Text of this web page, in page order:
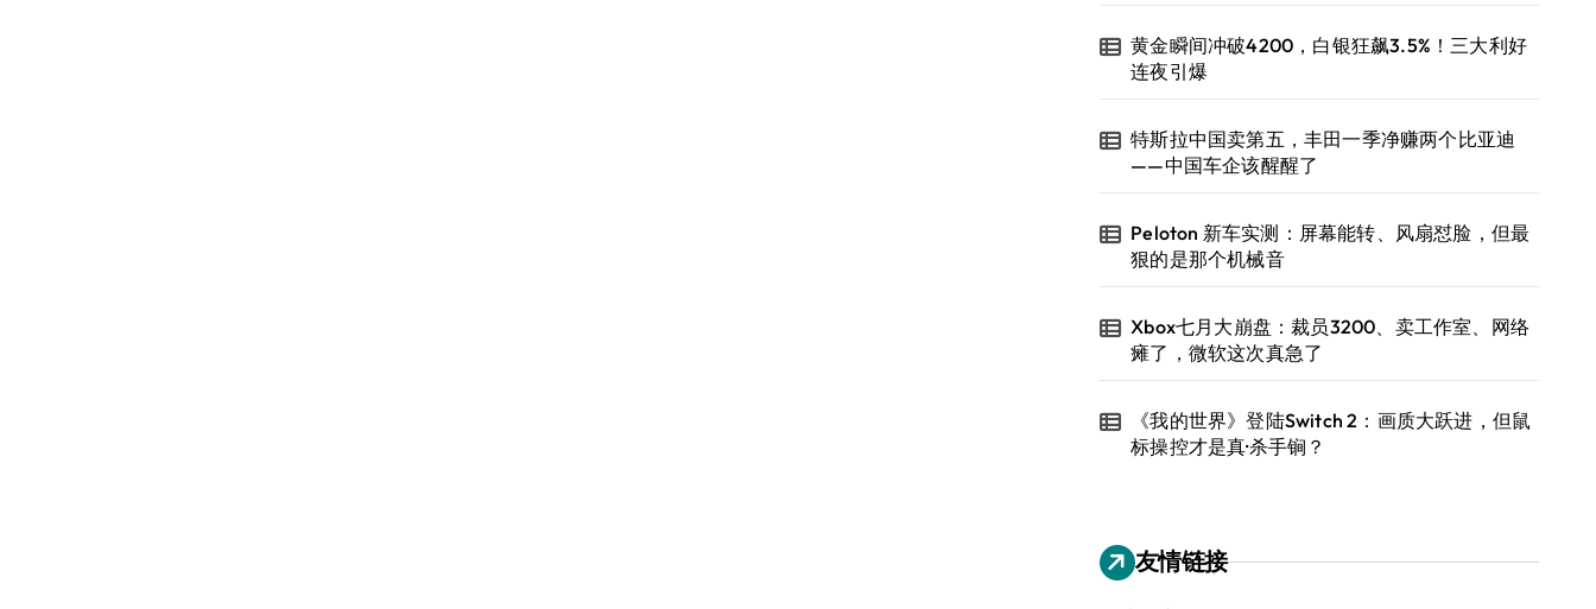
黄金瞬间冲破4200，白银狂飙3.5%！三大利好
连夜引爆
特斯拉中国卖第五，丰田一季净赚两个比亚迪
——中国车企该醒醒了
Peloton 新车实测：屏幕能转、风扇怼脸，但最
狠的是那个机械音
Xbox七月大崩盘：裁员3200、卖工作室、网络
瘫了，微软这次真急了
《我的世界》登陆Switch 2：画质大跃进，但鼠
标操控才是真·杀手锏？
友情链接